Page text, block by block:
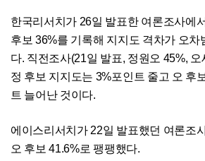
한국리서치가 26일 발표한 여론조사에
후보 36%를 기록해 지지도 격차가 오차
다. 직전조사(21일 발표, 정원오 45%, 오
정 후보 지지도는 3%포인트 줄고 오 후
트 늘어난 것이다.
에이스리서치가 22일 발표했던 여론조
오 후보 41.6%로 팽팽했다.